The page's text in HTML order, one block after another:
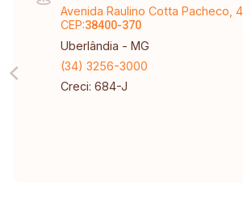
Avenida Raulino Cotta Pacheco,
CEP:38400-370
Uberlândia - MG
(34) 3256-3000
Creci: 684-J